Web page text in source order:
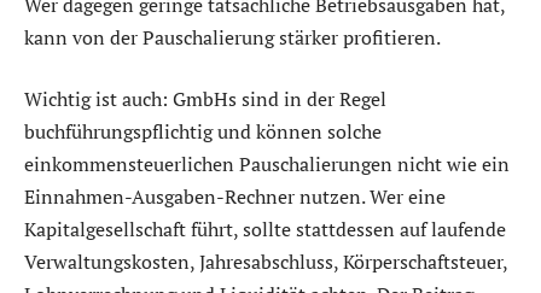
kann von der Pauschalierung stärker profitieren.
Wichtig ist auch: GmbHs sind in der Regel
buchführungspflichtig und können solche
einkommensteuerlichen Pauschalierungen nicht wie ein
Einnahmen-Ausgaben-Rechner nutzen. Wer eine
Kapitalgesellschaft führt, sollte stattdessen auf laufende
Verwaltungskosten, Jahresabschluss, Körperschaftsteuer,